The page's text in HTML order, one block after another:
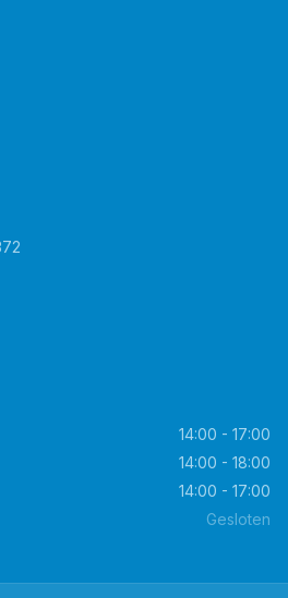
14:00 - 17:00
14:00 - 18:00
14:00 - 17:00
Gesloten